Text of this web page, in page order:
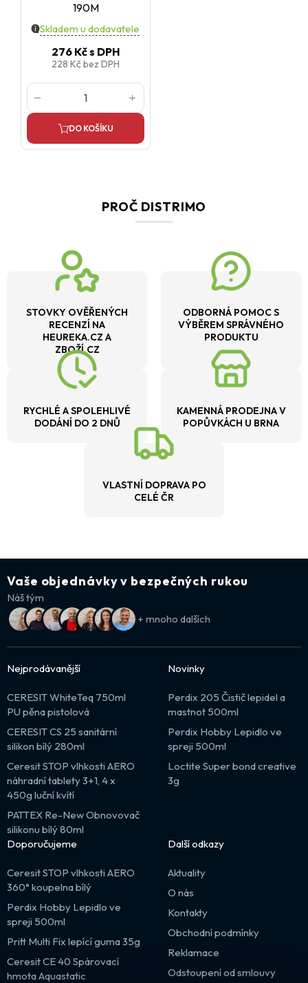
190M
Skladem u dodavatele
276 Kčs DPH
228 Kčbez DPH
DO KOŠÍKU
PROČ DISTRIMO
STOVKY OVĚŘENÝCH
RECENZÍ NA
HEUREKA.CZ A
ZBOŽÍ.CZ
ODBORNÁ POMOC S
VÝBĚREM SPRÁVNÉHO
PRODUKTU
RYCHLÉ A SPOLEHLIVÉ
DODÁNÍ DO 2 DNŮ
KAMENNÁ PRODEJNA V
POPŮVKÁCH U BRNA
VLASTNÍ DOPRAVA PO
CELÉ ČR
Vaše objednávky v bezpečných rukou
Náš tým
+ mnoho dalších
Nejprodávanější
CERESIT WhiteTeq 750ml
PU pěna pistolová
CERESIT CS 25 sanitární
silikon bílý 280ml
Ceresit STOP vlhkosti AERO
náhradní tablety 3+1, 4 x
450g luční kvítí
PATTEX Re-New Obnovovač
silikonu bílý 80ml
Novinky
Perdix 205 Čistič lepidel a
mastnot 500ml
Perdix Hobby Lepidlo ve
spreji 500ml
Loctite Super bond creative
3g
Doporučujeme
Ceresit STOP vlhkosti AERO
360° koupelna bílý
Perdix Hobby Lepidlo ve
spreji 500ml
Pritt Multi Fix lepící guma 35g
Ceresit CE 40 Spárovací
hmota Aquastatic
Další odkazy
Aktuality
O nás
Kontakty
Obchodní podmínky
Reklamace
Odstoupení od smlouvy